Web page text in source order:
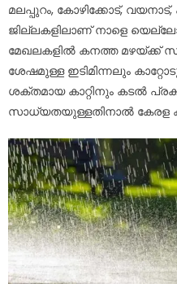
മലപ്പുറം, കോഴിക്കോട്,
ജില്ലകളിലാണ് നാളെ
മേഖലകളിൽ കനത്ത മഴയ്ക്ക്
ശേഷമുള്ള ഇടിമിന്നലും
ശക്തമായ കാറ്റിനും കടൽ
സാധ്യതയുള്ളതിനാൽ കേരള